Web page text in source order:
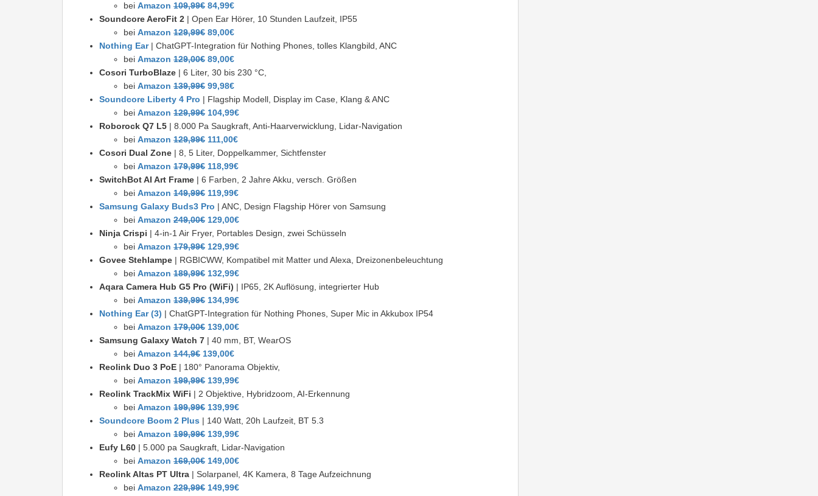
bei Amazon 109,99€ 84,99€
Soundcore AeroFit 2 | Open Ear Hörer, 10 Stunden Laufzeit, IP55
bei Amazon 129,99€ 89,00€
Nothing Ear| ChatGPT-Integration für Nothing Phones, tolles Klangbild, ANC
bei Amazon 129,00€ 89,00€
Cosori TurboBlaze | 6 Liter, 30 bis 230 °C,
bei Amazon 139,99€ 99,98€
Soundcore Liberty 4 Pro | Flagship Modell, Display im Case, Klang & ANC
bei Amazon 129,99€ 104,99€
Roborock Q7 L5 | 8.000 Pa Saugkraft, Anti-Haarverwicklung, Lidar-Navigation
bei Amazon 129,99€ 111,00€
Cosori Dual Zone | 8, 5 Liter, Doppelkammer, Sichtfenster
bei Amazon 179,99€ 118,99€
SwitchBot AI Art Frame | 6 Farben, 2 Jahre Akku, versch. Größen
bei Amazon 149,99€ 119,99€
Samsung Galaxy Buds3 Pro | ANC, Design Flagship Hörer von Samsung
bei Amazon 249,00€ 129,00€
Ninja Crispi | 4-in-1 Air Fryer, Portables Design, zwei Schüsseln
bei Amazon 179,99€ 129,99€
Govee Stehlampe | RGBICWW, Kompatibel mit Matter und Alexa, Dreizonenbeleuchtung
bei Amazon 189,99€ 132,99€
Aqara Camera Hub G5 Pro (WiFi) | IP65, 2K Auflösung, integrierter Hub
bei Amazon 139,99€ 134,99€
Nothing Ear (3) | ChatGPT-Integration für Nothing Phones, Super Mic in Akkubox IP54
bei Amazon 179,00€ 139,00€
Samsung Galaxy Watch 7 | 40 mm, BT, WearOS
bei Amazon 144,9€ 139,00€
Reolink Duo 3 PoE | 180° Panorama Objektiv,
bei Amazon 199,99€ 139,99€
Reolink TrackMix WiFi | 2 Objektive, Hybridzoom, AI-Erkennung
bei Amazon 199,99€ 139,99€
Soundcore Boom 2 Plus | 140 Watt, 20h Laufzeit, BT 5.3
bei Amazon 199,99€ 139,99€
Eufy L60 | 5.000 pa Saugkraft, Lidar-Navigation
bei Amazon 169,00€ 149,00€
Reolink Altas PT Ultra | Solarpanel, 4K Kamera, 8 Tage Aufzeichnung
bei Amazon 229,99€ 149,99€